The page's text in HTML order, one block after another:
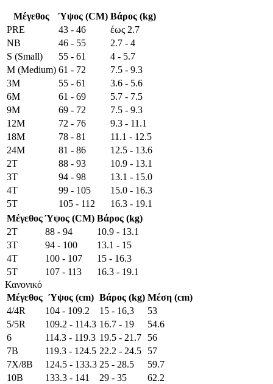
Μέγεθος Ύψος (CM) Βάρος (kg)
PRE
43 - 46
έως 2.7
NB
46 - 55
2.7 - 4
S (Small)
55 - 61
4 - 5.7
M (Medium) 61 - 72
7.5 - 9.3
3M
55 - 61
3.6 - 5.6
6M
61 - 69
5.7 - 7.5
9M
69 - 72
7.5 - 9.3
12M
72 - 76
9.3 - 11.1
18M
78 - 81
11.1 - 12.5
24M
81 - 86
12.5 - 13.6
2T
88 - 93
10.9 - 13.1
3T
94 - 98
13.1 - 15.0
4T
99 - 105
15.0 - 16.3
5T
105 - 112
16.3 - 19.1
Μέγεθος Ύψος (CM) Βάρος (kg)
2T
88 - 94
10.9 - 13.1
3T
94 - 100
13.1 - 15
4T
100 - 107
15 - 16.3
5T
107 - 113
16.3 - 19.1
Κανονικό
Μέγεθος Ύψος (cm) Βάρος (kg) Μέση (cm)
4/4R
104 - 109.2 15 - 16,3
53
5/5R
109.2 - 114.3 16.7 - 19
54.6
6
114.3 - 119.3 19.5 - 21.7
56
7B
119.3 - 124.5 22.2 - 24.5
57
7X/8B
124.5 - 133.3 25 - 28.5
59.7
10B
133.3 - 141 29 - 35
62.2